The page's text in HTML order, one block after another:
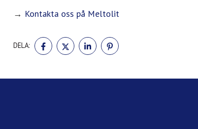
→ Kontakta oss på Meltolit
DELA:
DELA
PÅ
DELA
PÅ
DELA
PÅ
PÅ